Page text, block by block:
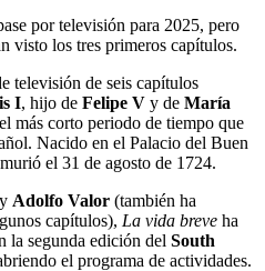
por televisión para 2025, pero
visto los tres primeros capítulos.
televisión de seis capítulos
I, hijo de Felipe V y de María
más corto periodo de tiempo que
Nacido en el Palacio del Buen
el 31 de agosto de 1724.
y Adolfo Valor (también ha
capítulos), La vida breve ha
la segunda edición del South
el programa de actividades.